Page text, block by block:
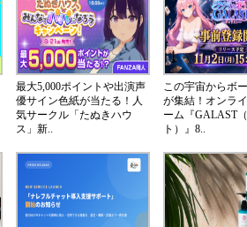
最大5,000ポイントや出演声
優サイン色紙が当たる！人
気サークル「たぬきハウ
ス」新..
この宇宙からボ
が集結！オンラ
ーム『GALAST
ト）』8..